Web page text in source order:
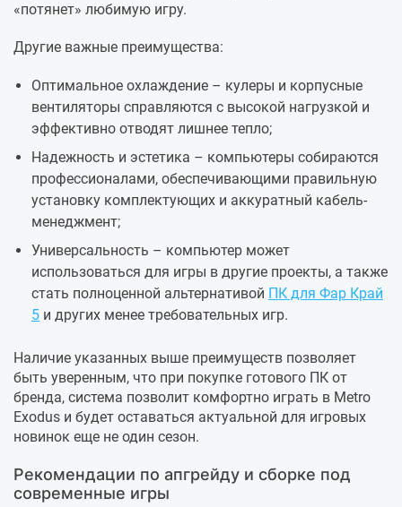
«потянет» любимую игру.
Другие важные преимущества:
Оптимальное охлаждение – кулеры и корпусные
вентиляторы справляются с высокой нагрузкой и
эффективно отводят лишнее тепло;
Надежность и эстетика – компьютеры собираются
профессионалами, обеспечивающими правильную
установку комплектующих и аккуратный кабель-
менеджмент;
Универсальность – компьютер может
использоваться для игры в другие проекты, а также
стать полноценной альтернативой ПК для Фар Край
5 и других менее требовательных игр.
Наличие указанных выше преимуществ позволяет
быть уверенным, что при покупке готового ПК от
бренда, система позволит комфортно играть в Metro
Exodus и будет оставаться актуальной для игровых
новинок еще не один сезон.
Рекомендации по апгрейду и сборке под
современные игры